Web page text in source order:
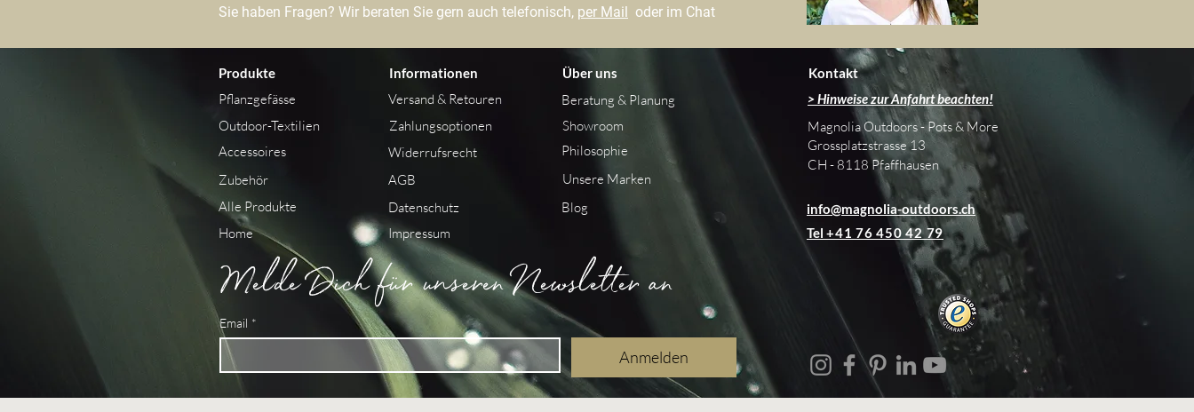
Sie haben Fragen? Wir beraten Sie gern auch telefonisch, per Mail oder im Chat
Produkte
Pflanzgefässe
Outdoor-Textilien
Accessoires
Zubehör
Alle Produkte
Home
Informationen
Versand & Retouren
Zahlungsoptionen
Widerrufsrecht
AGB
Datenschutz
Über uns
Beratung & Planung
Showroom
Philosophie
Unsere Marken
Blog
Impressum
Melde Dich für unseren Newsletter an
Email *
Anmelden
Kontakt
> Hinweise zur Anfahrt beachten!
Magnolia Outdoors - Pots & More
Grossplatzstrasse 13
CH - 8118 Pfaffhausen
info@magnolia-outdoors.ch
Tel +41 76 450 42 79